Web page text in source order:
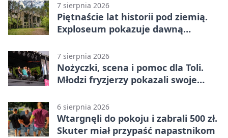
7 sierpnia 2026
Piętnaście lat historii pod ziemią.
Exploseum pokazuje dawną
7 sierpnia 2026
Nożyczki, scena i pomoc dla Toli.
Młodzi fryzjerzy pokazali swoje
6 sierpnia 2026
Wtargnęli do pokoju i zabrali 500 zł.
Skuter miał przypaść napastnikom